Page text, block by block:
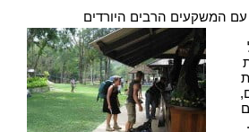
המשקעים הרבים היורדים